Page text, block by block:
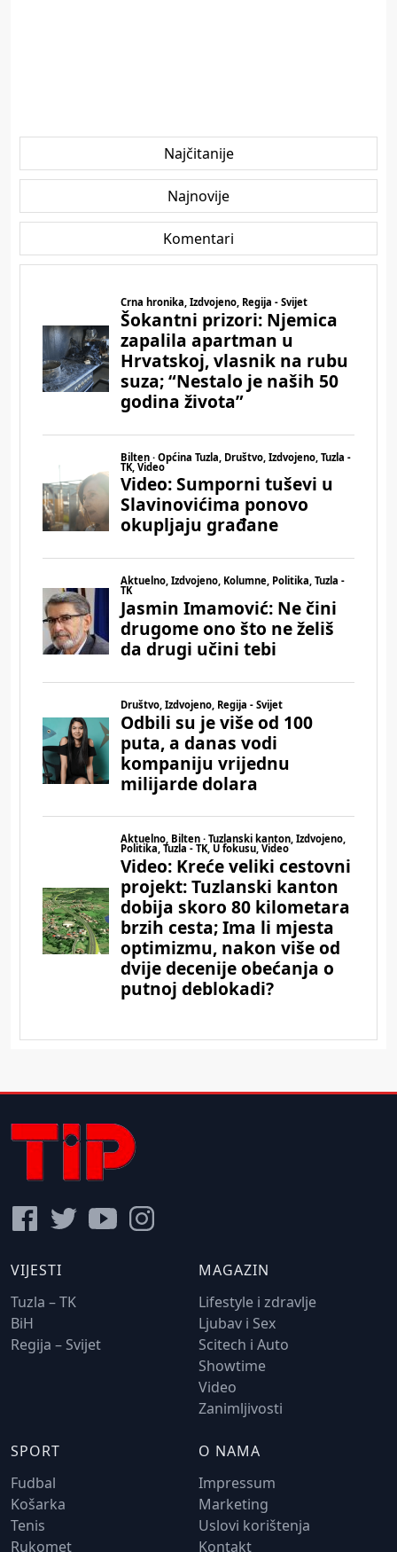
Najčitanije
Najnovije
Komentari
VIJESTI
Tuzla – TK
BiH
Regija – Svijet
MAGAZIN
Lifestyle i zdravlje
Ljubav i Sex
Scitech i Auto
Showtime
Video
Zanimljivosti
SPORT
Fudbal
Košarka
Tenis
Rukomet
O NAMA
Impressum
Marketing
Uslovi korištenja
Kontakt